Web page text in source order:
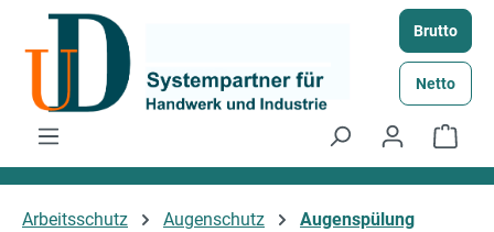
Zum Hauptinhalt springen Brutto
Netto
Arbeitsschutz Augenschutz Augenspülung